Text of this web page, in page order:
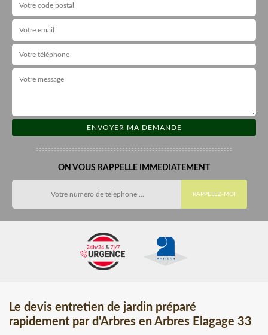
ON VOUS RAPPELLE IMMEDIATEMENT
Le devis entretien de jardin préparé
rapidement par d'Arbres en Arbres Elagage 33